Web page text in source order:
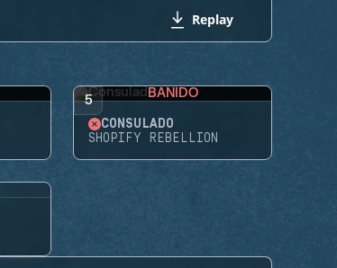
Replay
5 BANIDO
CONSULADO
SHOPIFY REBELLION